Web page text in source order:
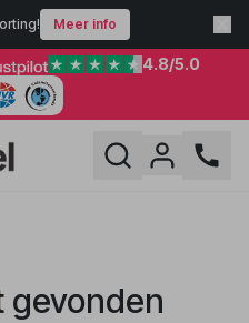
Meer info
4.8/5.0
gevonden